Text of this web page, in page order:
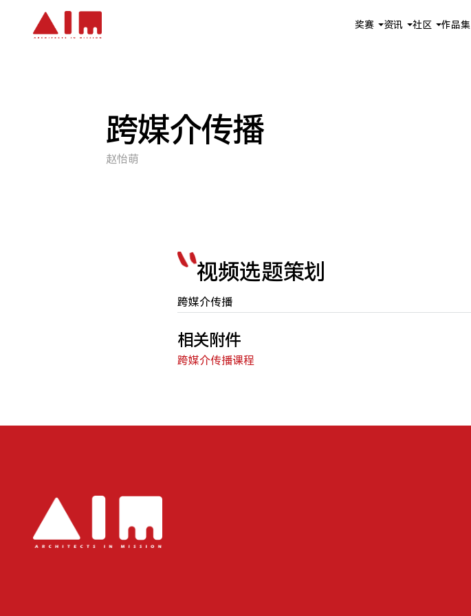
跳到主要内容
奖赛 资讯 社区 作品集
跨媒介传播
赵怡萌
视频选题策划
跨媒介传播
相关附件
跨媒介传播课程